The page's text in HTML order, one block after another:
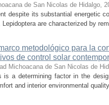
de San Nicolas de Hidalgo,
despite its substantial energetic
are characterized by
metodológico para la
de control solar
Michoacana de San Nicolas de
is a determining factor in the
and interior environmental